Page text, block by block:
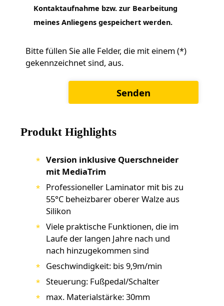
Kontaktaufnahme bzw. zur Bearbeitung
meines Anliegens gespeichert werden.
Bitte füllen Sie alle Felder, die mit einem (*)
gekennzeichnet sind, aus.
Produkt Highlights
Version inklusive Querschneider
mit MediaTrim
Professioneller Laminator mit bis zu
55°C beheizbarer oberer Walze aus
Silikon
Viele praktische Funktionen, die im
Laufe der langen Jahre nach und
nach hinzugekommen sind
Geschwindigkeit: bis 9,9m/min
Steuerung: Fußpedal/Schalter
max. Materialstärke: 30mm